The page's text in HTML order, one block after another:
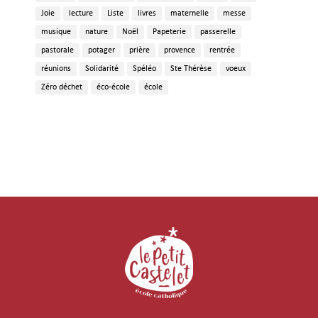
Joie lecture Liste livres maternelle messe
musique nature Noël Papeterie passerelle
pastorale potager prière provence rentrée
réunions Solidarité Spéléo Ste Thérèse voeux
Zéro déchet éco-école école